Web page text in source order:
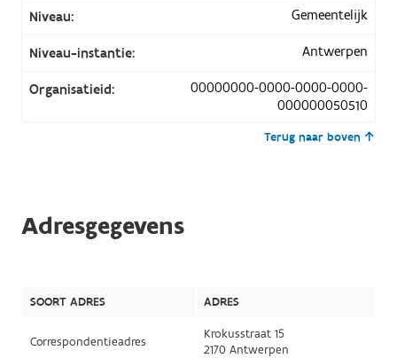
Niveau: Gemeentelijk
Niveau-instantie: Antwerpen
Organisatieid:
00000000-0000-0000-0000-
000000050510
Terug naar boven
Adresgegevens
SOORT ADRES ADRES
Correspondentieadres
Krokusstraat 15
2170 Antwerpen